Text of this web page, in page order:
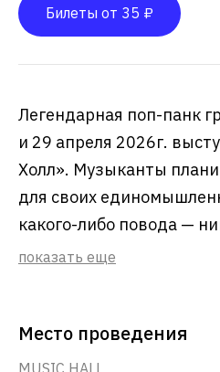
Билеты от 35 ₽
Легендарная поп-панк
и 29 апреля 2026г.
Холл». Музыканты
для своих
какого-либо повода —
показать еще
Место проведения
MUSIC HALL